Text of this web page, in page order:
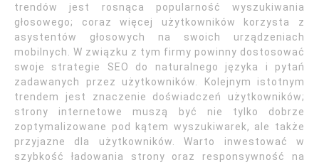
trendów jest rosnąca popularność wyszukiwania
głosowego; coraz więcej użytkowników korzysta z
asystentów głosowych na swoich urządzeniach
mobilnych. W związku z tym firmy powinny dostosować
swoje strategie SEO do naturalnego języka i pytań
zadawanych przez użytkowników. Kolejnym istotnym
trendem jest znaczenie doświadczeń użytkowników;
strony internetowe muszą być nie tylko dobrze
zoptymalizowane pod kątem wyszukiwarek, ale także
przyjazne dla użytkowników. Warto inwestować w
szybkość ładowania strony oraz responsywność na